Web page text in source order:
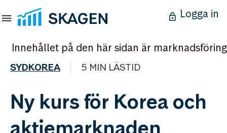
Logga in
Innehållet på den här sidan är marknadsföring
SYDKOREA 5 MIN LÄSTID
Ny kurs för Korea och
aktiemarknaden